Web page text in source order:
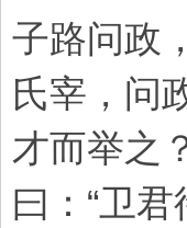
子路问政
氏宰，问
才而举之
曰：“卫